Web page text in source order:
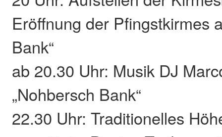
Eröffnung der Pfingstkirmes
Bank“
ab 20.30 Uhr: Musik DJ
„Nohbersch Bank“
22.30 Uhr: Traditionelles